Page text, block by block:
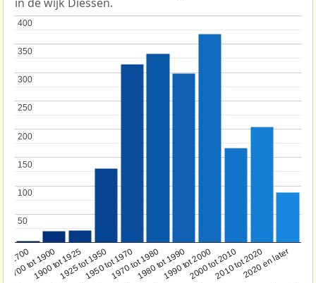
1700
1700 tot 1900
1900 tot 19251925 tot 19501950 tot 19701970 tot 19801980 tot 19901990 tot 20002000 tot 20102010 tot 20202020 en later
50
50
100
100
150
150
200
200
250
250
300
300
350
350
400
400